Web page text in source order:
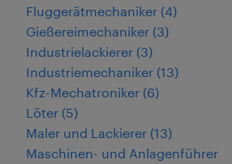
Fluggerätmechaniker (4)
Gießereimechaniker (3)
Industrielackierer (3)
Industriemechaniker (13)
Kfz-Mechatroniker (6)
Löter (5)
Maler und Lackierer (13)
Maschinen- und Anlagenführer